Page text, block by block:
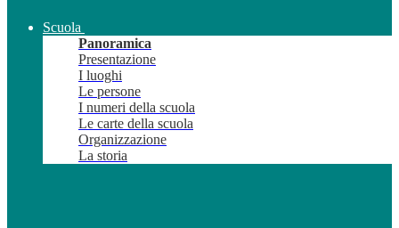
Scuola
Panoramica
Presentazione
I luoghi
Le persone
I numeri della scuola
Le carte della scuola
Organizzazione
La storia